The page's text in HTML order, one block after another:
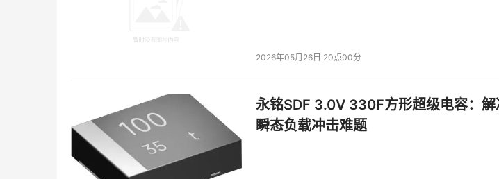
2026年05月26日 20点00分
永铭SDF 3.0V 330F方形超级电容：
瞬态负载冲击难题